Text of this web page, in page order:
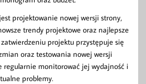
projektowanie nowej wersji strony,
trendy projektowe oraz najlepsze
projektu przystępuje się
oraz testowania nowej wersji
regularnie monitorować jej wydajność i
problemy.